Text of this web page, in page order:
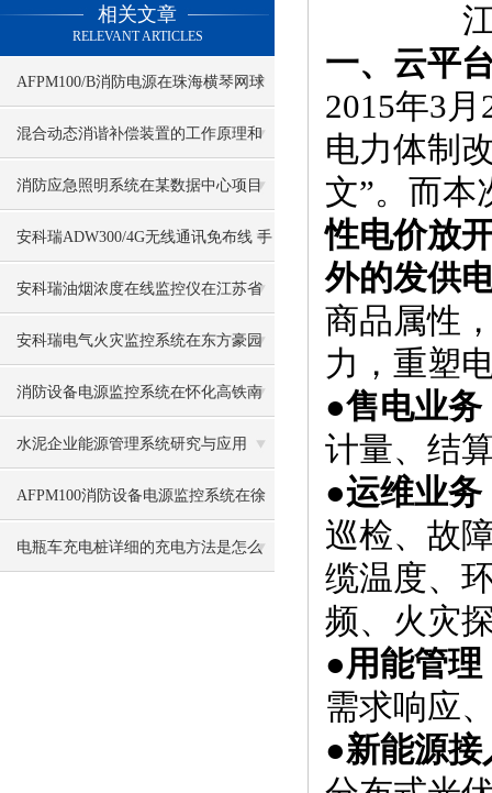
相关文章
RELEVANT ARTICLES
AFPM100/B消防电源在珠海横琴网球
中心项目的应用
混合动态消谐补偿装置的工作原理和
性能特点
消防应急照明系统在某数据中心项目
的应用
安科瑞ADW300/4G无线通讯免布线 手
机电脑端看数据
安科瑞油烟浓度在线监控仪在江苏省
某县 餐饮油烟监测治理项目中的应用
安科瑞电气火灾监控系统在东方豪园
项目中的应用
消防设备电源监控系统在怀化高铁南
站前广场的应用
水泥企业能源管理系统研究与应用
AFPM100消防设备电源监控系统在徐
州鑫宇光伏项目中的应用
电瓶车充电桩详细的充电方法是怎么
一、云平
2015年3
电力体制
文”。而本
性电价放
外的发供
商品属性
力，重塑
●售电业务
计量、结
●运维业务
巡检、故
缆温度、
频、火灾
●用能管理
需求响应
●新能源接